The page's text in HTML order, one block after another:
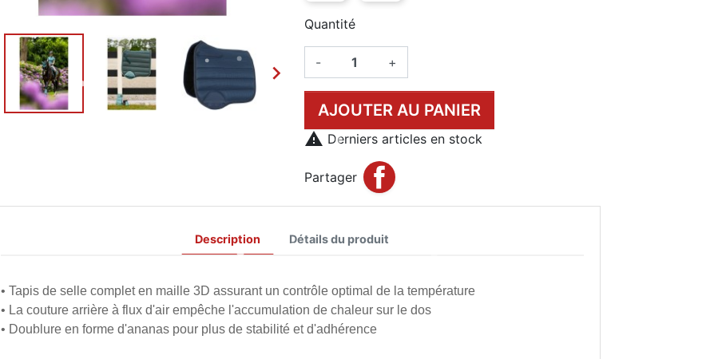

Quantité
- +
AJOUTER AU PANIER
 Derniers articles en stock
Partager
Description Détails du produit
• Tapis de selle complet en maille 3D assurant un contrôle optimal de la température
• La couture arrière à flux d'air empêche l'accumulation de chaleur sur le dos
• Doublure en forme d'ananas pour plus de stabilité et d'adhérence